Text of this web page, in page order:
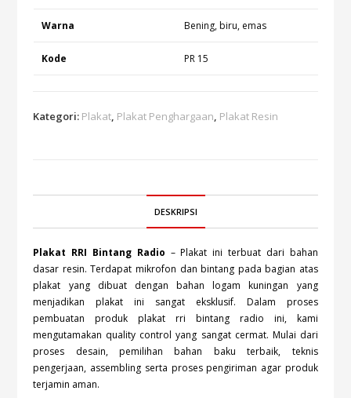
Warna Bening, biru, emas
Kode PR 15
Kategori: Plakat, Plakat Penghargaan, Plakat Resin
DESKRIPSI
Plakat RRI Bintang Radio – Plakat ini terbuat dari bahan
dasar resin. Terdapat mikrofon dan bintang pada bagian atas
plakat yang dibuat dengan bahan logam kuningan yang
menjadikan plakat ini sangat eksklusif. Dalam proses
pembuatan produk plakat rri bintang radio ini, kami
mengutamakan quality control yang sangat cermat. Mulai dari
proses desain, pemilihan bahan baku terbaik, teknis
pengerjaan, assembling serta proses pengiriman agar produk
terjamin aman.